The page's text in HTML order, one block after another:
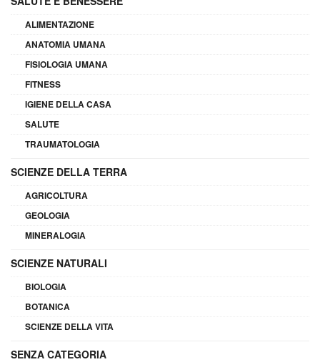
ALIMENTAZIONE
ANATOMIA UMANA
FISIOLOGIA UMANA
FITNESS
IGIENE DELLA CASA
SALUTE
TRAUMATOLOGIA
SCIENZE DELLA TERRA
AGRICOLTURA
GEOLOGIA
MINERALOGIA
SCIENZE NATURALI
BIOLOGIA
BOTANICA
SCIENZE DELLA VITA
SENZA CATEGORIA